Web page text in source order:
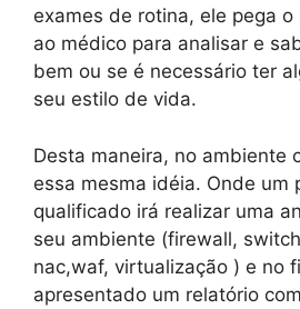
exames de rotina, ele pega
ao médico para analisar e
bem ou se é necessário ter
seu estilo de vida.
Desta maneira, no ambiente
essa mesma idéia. Onde um
qualificado irá realizar uma
seu ambiente (firewall,
nac,waf, virtualização ) e no
apresentado um relatório